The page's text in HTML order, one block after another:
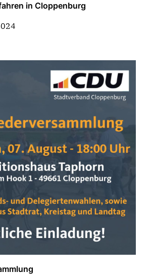
in Cloppenburg